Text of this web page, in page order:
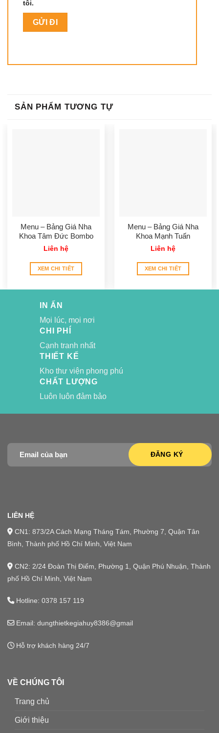
tôi.
SẢN PHẨM TƯƠNG TỰ
Menu – Bảng Giá Nha
Khoa Tâm Đức Bombo
Liên hệ
XEM CHI TIẾT
Menu – Bảng Giá Nha
Khoa Mạnh Tuấn
Liên hệ
XEM CHI TIẾT
IN ẤN
Mọi lúc, mọi nơi
CHI PHÍ
Cạnh tranh nhất
THIẾT KẾ
Kho thư viện phong phú
CHẤT LƯỢNG
Luôn luôn đảm bảo
LIÊN HỆ
CN1: 873/2A Cách Mạng Tháng Tám, Phường 7, Quận Tân
Bình, Thành phố Hồ Chí Minh, Việt Nam
CN2: 2/24 Đoàn Thị Điểm, Phường 1, Quận Phú Nhuận, Thành
phố Hồ Chí Minh, Việt Nam
Hotline: 0378 157 119
Email: dungthietkegiahuy8386@gmail
Hỗ trợ khách hàng 24/7
VỀ CHÚNG TÔI
Trang chủ
Giới thiệu